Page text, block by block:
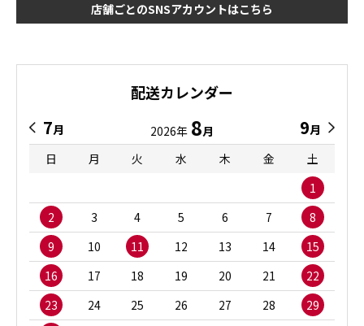
店舗ごとのSNSアカウントはこちら
配送カレンダー
7月 2026年 8月 9月
日
月 火 水 木 金
土
1
2
3 4 5 6 7
8
9
10 11 12 13 14
15
16
17 18 19 20 21
22
23
24 25 26 27 28 29